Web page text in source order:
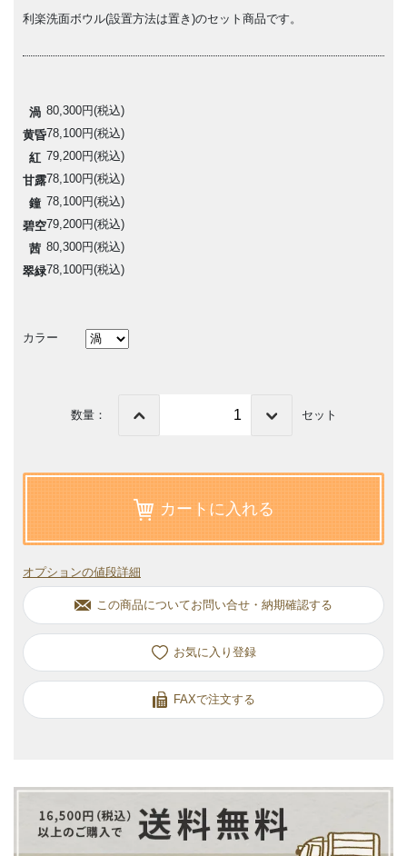
利楽洗面ボウル(設置方法は置き)のセット商品です。
渦 80,300円(税込)
黄昏78,100円(税込)
紅 79,200円(税込)
甘露78,100円(税込)
鐘 78,100円(税込)
碧空79,200円(税込)
茜 80,300円(税込)
翠緑78,100円(税込)
カラー
数量： セット
カートに入れる
オプションの値段詳細
この商品についてお問い合せ・納期確認する
お気に入り
FAXで注文する